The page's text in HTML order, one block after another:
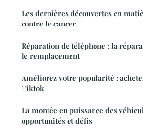
Les dernières découvertes en
contre le cancer
Réparation de téléphone : la
le remplacement
Améliorez votre popularité :
Tiktok
La montée en puissance des
opportunités et défis